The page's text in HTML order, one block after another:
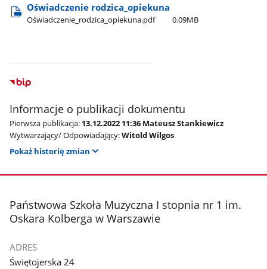
Oświadczenie rodzica​_opiekuna
Oświadczenie​_rodzica​_opiekuna.pdf 0.09MB
Informacje o publikacji dokumentu
Pierwsza publikacja: 13.12.2022 11:36 Mateusz Stankiewicz
Wytwarzający/ Odpowiadający:Witold Wilgos
Pokaż historię zmian
stopka
Państwowa Szkoła Muzyczna I stopnia nr 1 im.
Oskara Kolberga w Warszawie
ADRES
Świętojerska 24